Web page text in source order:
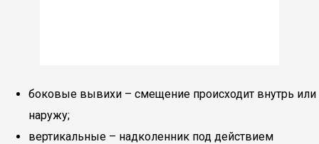
боковые вывихи – смещение происходит внутрь или
наружу;
вертикальные – надколенник под действием